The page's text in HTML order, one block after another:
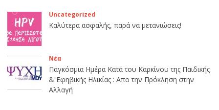
Uncategorized
Καλύτερα ασφαλής, παρά να μετανιώσεις!
Νέα
Παγκόσμια Ημέρα Κατά του Καρκίνου της Παιδικής
& Εφηβικής Ηλικίας : Απο την Πρόκληση στην
Αλλαγή